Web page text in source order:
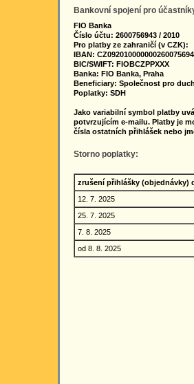
Bankovní spojení pro
FIO Banka
Číslo účtu: 2600756943 / 2010
Pro platby ze zahraničí (v CZK):
IBAN:
BIC/SWIFT: FIOBCZPPXXX
Banka: FIO Banka, Praha
Beneficiary: Společnost pro
Poplatky: SDH
Jako variabilní symbol platby
potvrzujícím e-mailu. Platby je
čísla ostatních přihlášek nebo
Storno poplatky:
zrušení přihlášky (objednávky)
12. 7. 2025
25. 7. 2025
7. 8. 2025
od 8. 8. 2025